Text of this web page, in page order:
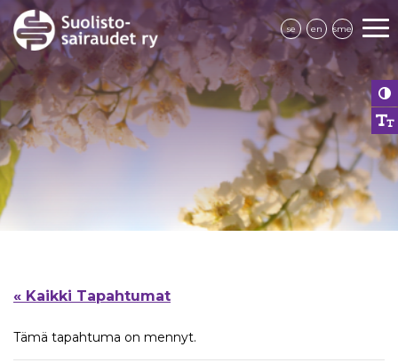
se en sme
« Kaikki Tapahtumat
Tämä tapahtuma on mennyt.